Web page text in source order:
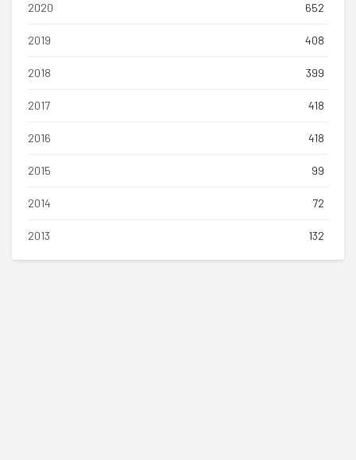
2020 652
2019 408
2018 399
2017 418
2016 418
2015 99
2014 72
2013 132